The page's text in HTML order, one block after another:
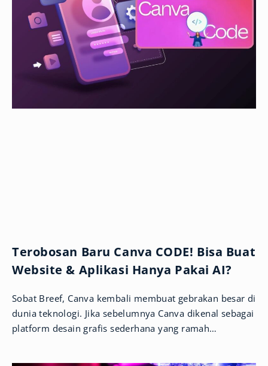
Terobosan Baru Canva CODE! Bisa Buat
Website & Aplikasi Hanya Pakai AI?
Sobat Breef, Canva kembali membuat gebrakan besar di
dunia teknologi. Jika sebelumnya Canva dikenal sebagai
platform desain grafis sederhana yang ramah